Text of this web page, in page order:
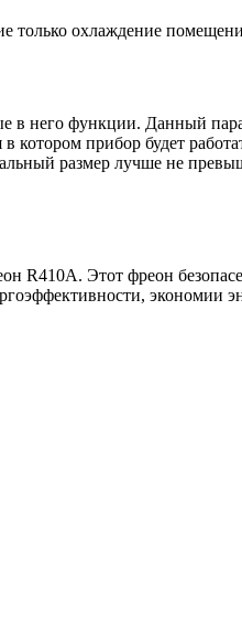
только охлаждение
него функции. Данный
прибор будет
размер лучше не
R410A. Этот фреон
экономии